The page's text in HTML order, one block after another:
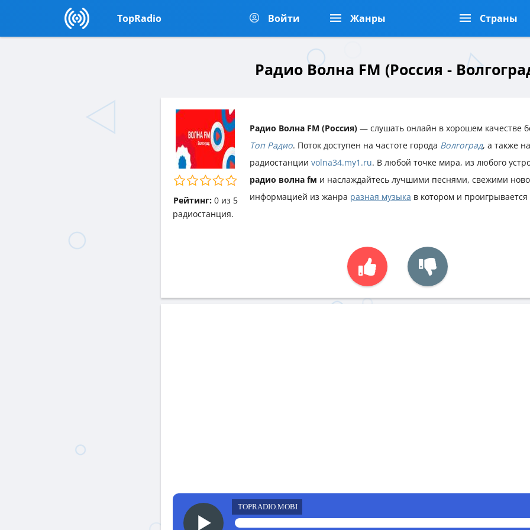
TopRadio Войти Жанры Страны
Радио Волна FМ (Россия -
Рейтинг: 0из 5
Радио Волна FМ (Россия) — слушать онлайн в хорошем качестве
Топ Радио. Поток доступен на частоте города Волгоград, а также
радиостанции volna34.my1.ru. В любой точке мира, из любого
радио волна fм и наслаждайтесь лучшими песнями, свежими
информацией из жанра разная музыка в котором и
радиостанция.
TOPRADIO.MOBI